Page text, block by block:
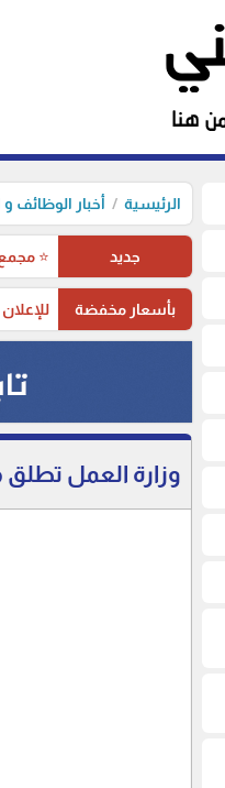
الرئيسية أخبار الوظائف
جديد ⭐
بأسعار مخفضة للإعلان
وزارة العمل تطلق مشروع